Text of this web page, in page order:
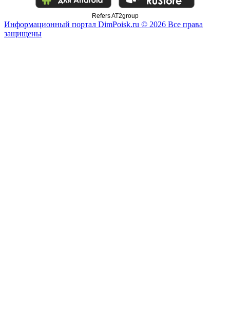
Refers AT2group
Информационный портал DimPoisk.ru © 2026 Все права
защищены